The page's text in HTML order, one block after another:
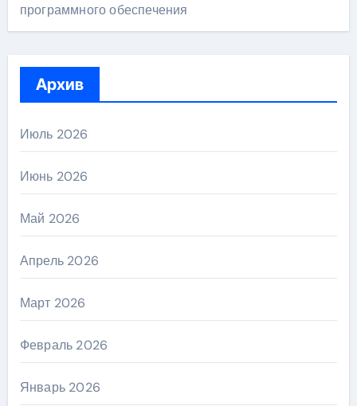
программного обеспечения
Архив
Июль 2026
Июнь 2026
Май 2026
Апрель 2026
Март 2026
Февраль 2026
Январь 2026